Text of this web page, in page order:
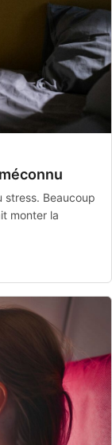
stress. Beaucoup
monter la